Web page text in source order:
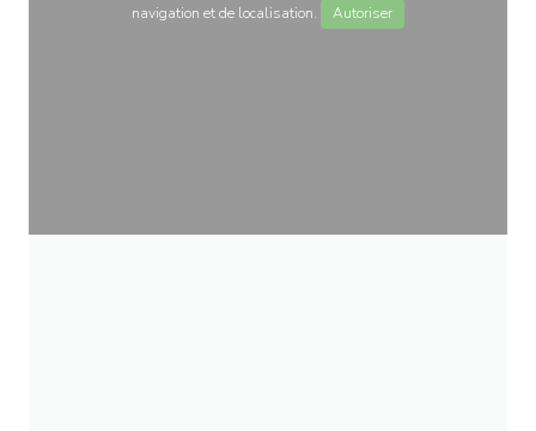
navigation et de localisation.
Autoriser